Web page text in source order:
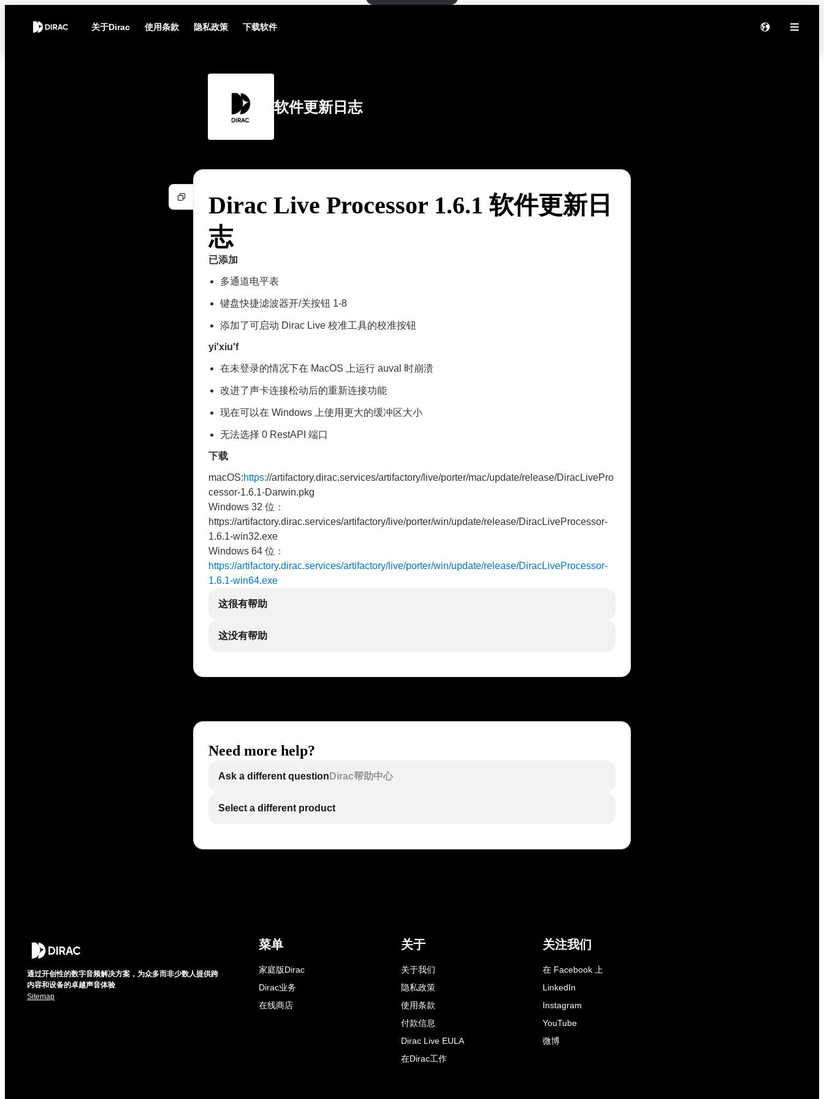
关于Dirac 使用条款 隐私政策 下载软件
软件更新日志
Dirac Live Processor 1.6.1 软件更新日
志
已添加
多通道电平表
键盘快捷滤波器开/关按钮 1-8
添加了可启动 Dirac Live 校准工具的校准按钮
yi'xiu'f
在未登录的情况下在 MacOS 上运行 auval 时崩溃
改进了声卡连接松动后的重新连接功能
现在可以在 Windows 上使用更大的缓冲区大小
无法选择 0 RestAPI 端口
下载
macOS:https://artifactory.dirac.services/artifactory/live/porter/mac/update/release/DiracLivePro
cessor-1.6.1-Darwin.pkg
Windows 32 位 ：
https://artifactory.dirac.services/artifactory/live/porter/win/update/release/DiracLiveProcessor-
1.6.1-win32.exe
Windows 64 位 ：
https://artifactory.dirac.services/artifactory/live/porter/win/update/release/DiracLiveProcessor-
1.6.1-win64.exe
这很有帮助
这没有帮助
Need more help?
Ask a different question Dirac帮助中心
Select a different product
通过开创性的数字音频解决方案，为众多而非少数人提供跨
内容和设备的卓越声音体验
Sitemap
菜单
家庭版Dirac
Dirac业务
在线商店
关于
关于我们
隐私政策
使用条款
付款信息
Dirac Live EULA
在Dirac工作
关注我们
在 Facebook 上
LinkedIn
Instagram
YouTube
微博